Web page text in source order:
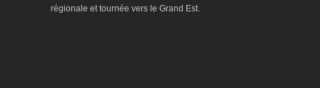
régionale et tournée vers le Grand Est.